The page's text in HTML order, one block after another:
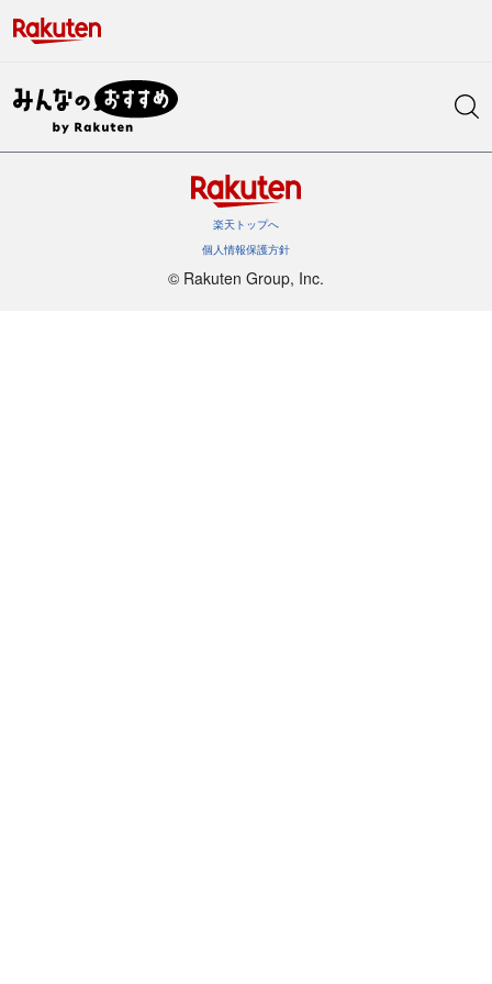
楽天トップへ
個人情報保護方針
©︎ Rakuten Group, Inc.